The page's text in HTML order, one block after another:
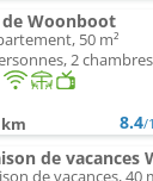
de Woonboot
50 m²
2
8.4/
de vacances, 40